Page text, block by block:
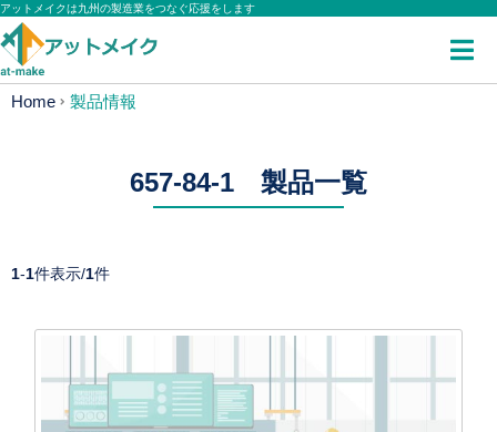
アットメイクは九州の製造業をつなぐ応援をします
Home 製品情報
657-84-1 製品一覧
1-1件表示/1件